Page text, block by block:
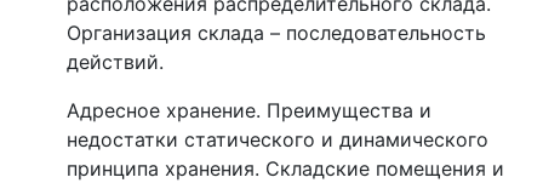
Организация склада – последовательность
действий.
Адресное хранение. Преимущества и
недостатки статического и динамического
принципа хранения. Складские помещения и